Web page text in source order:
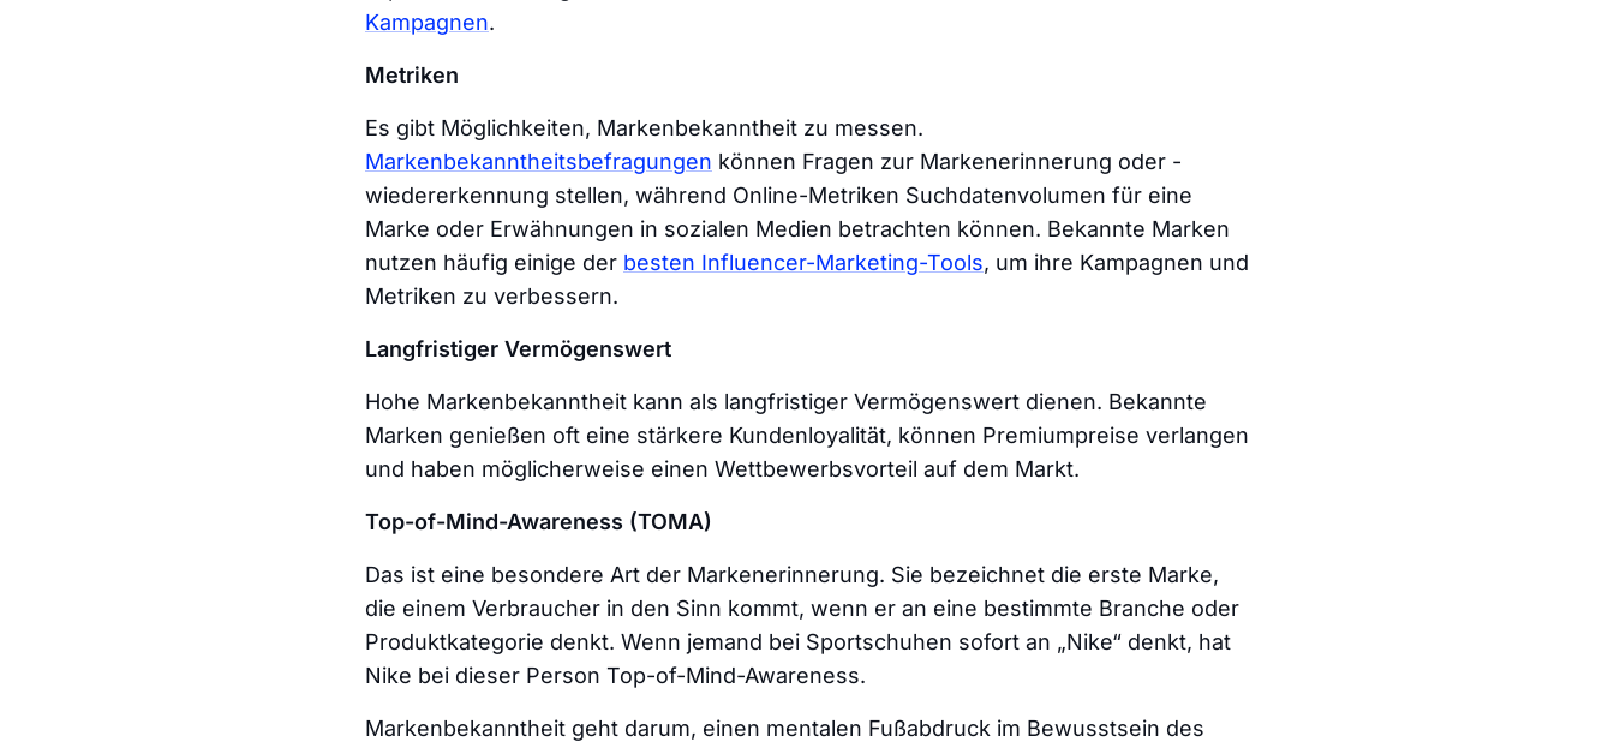
Kampagnen.
Metriken
Es gibt Möglichkeiten, Markenbekanntheit zu messen.
Markenbekanntheitsbefragungen können Fragen zur Markenerinnerung oder -
wiedererkennung stellen, während Online-Metriken Suchdatenvolumen für eine
Marke oder Erwähnungen in sozialen Medien betrachten können. Bekannte Marken
nutzen häufig einige der besten Influencer-Marketing-Tools, um ihre Kampagnen und
Metriken zu verbessern.
Langfristiger Vermögenswert
Hohe Markenbekanntheit kann als langfristiger Vermögenswert dienen. Bekannte
Marken genießen oft eine stärkere Kundenloyalität, können Premiumpreise verlangen
und haben möglicherweise einen Wettbewerbsvorteil auf dem Markt.
Top-of-Mind-Awareness (TOMA)
Das ist eine besondere Art der Markenerinnerung. Sie bezeichnet die erste Marke,
die einem Verbraucher in den Sinn kommt, wenn er an eine bestimmte Branche oder
Produktkategorie denkt. Wenn jemand bei Sportschuhen sofort an „Nike“ denkt, hat
Nike bei dieser Person Top-of-Mind-Awareness.
Markenbekanntheit geht darum, einen mentalen Fußabdruck im Bewusstsein des